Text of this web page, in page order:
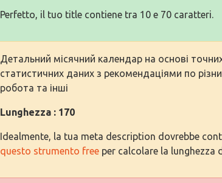
Perfetto, il tuo title contiene tra 10 e 70 caratteri.
Детальний місячний календар на основі
статистичних даних з рекомендаціями по
робота та інші
Lunghezza : 170
Idealmente, la tua meta description dovrebbe
questo strumento free per calcolare la lunghezza